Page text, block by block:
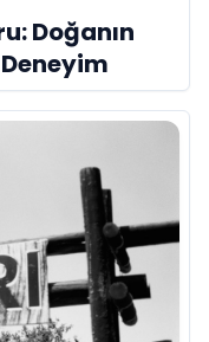
Doğanın